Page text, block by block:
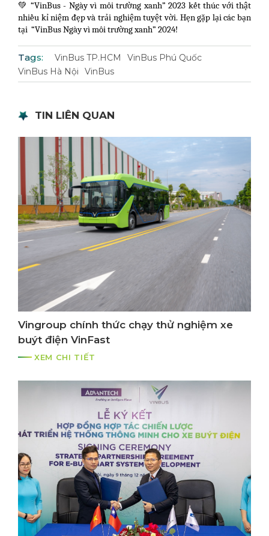
💚 “VinBus - Ngày vì môi trường xanh” 2023 kết thúc với thật
nhiều kỉ niệm đẹp và trải nghiệm tuyệt vời. Hẹn gặp lại các bạn
tại  “VinBus Ngày vì môi trường xanh” 2024!
Tags: VinBus TP.HCM
VinBus Phú Quốc
VinBus Hà Nội
VinBus
TIN LIÊN QUAN
Vingroup chính thức chạy thử nghiệm xe
buýt điện VinFast
XEM CHI TIẾT